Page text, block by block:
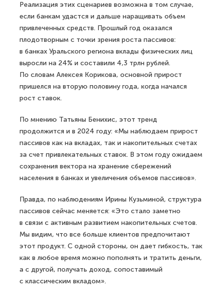
Реализация этих сценариев возможна в том случае,
если банкам удастся и дальше наращивать объем
привлеченных средств. Прошлый год оказался
плодотворным с точки зрения роста пассивов:
в банках Уральского региона вклады физических лиц
выросли на 24% и составили 4,3 трлн рублей.
По словам Алексея Корикова, основной прирост
пришелся на вторую половину года, когда начался
рост ставок.
По мнению Татьяны Бенихис, этот тренд
продолжится и в 2024 году: «Мы наблюдаем прирост
пассивов как на вкладах, так и накопительных счетах
за счет привлекательных ставок. В этом году ожидаем
сохранения вектора на хранение сбережений
населения в банках и увеличения объемов пассивов».
Правда, по наблюдениям Ирины Кузьминой, структура
пассивов сейчас меняется: «Это стало заметно
в связи с активным развитием накопительных счетов.
Мы видим, что все больше клиентов предпочитают
этот продукт. С одной стороны, он дает гибкость, так
как в любое время можно пополнять и тратить деньги,
а с другой, получать доход, сопоставимый
с классическим вкладом».